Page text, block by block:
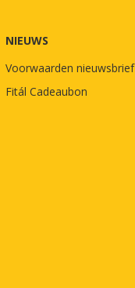
NIEUWS
Voorwaarden nieuwsbrief
Fitál Cadeaubon